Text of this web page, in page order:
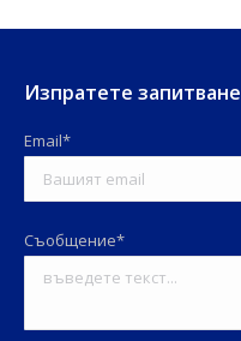
Изпратете запитване
Email*
Съобщение*